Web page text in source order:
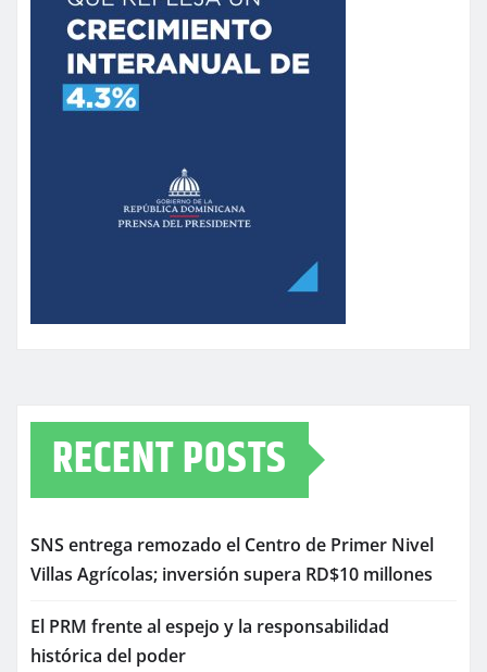
RECENT POSTS
SNS entrega remozado el Centro de Primer Nivel
Villas Agrícolas; inversión supera RD$10 millones
El PRM frente al espejo y la responsabilidad
histórica del poder